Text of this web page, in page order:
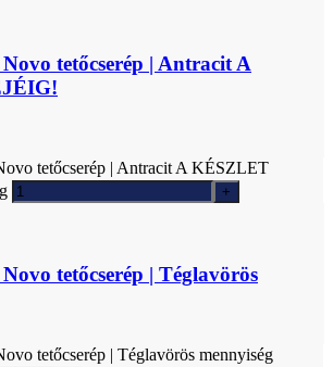
tetőcserép | Antracit A
tetőcserép | Antracit A KÉSZLET
tetőcserép | Téglavörös
tetőcserép | Téglavörös mennyiség